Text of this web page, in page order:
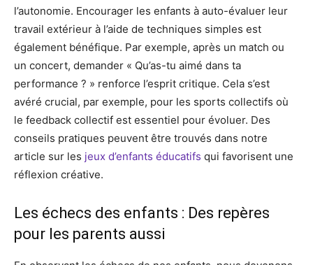
l’autonomie. Encourager les enfants à auto-évaluer leur
travail extérieur à l’aide de techniques simples est
également bénéfique. Par exemple, après un match ou
un concert, demander « Qu’as-tu aimé dans ta
performance ? » renforce l’esprit critique. Cela s’est
avéré crucial, par exemple, pour les sports collectifs où
le feedback collectif est essentiel pour évoluer. Des
conseils pratiques peuvent être trouvés dans notre
article sur les jeux d’enfants éducatifs qui favorisent une
réflexion créative.
Les échecs des enfants : Des repères
pour les parents aussi